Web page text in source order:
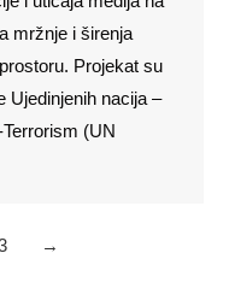
mržnje i širenja
Projekat su
Ujedinjenih nacija –
(UN
→